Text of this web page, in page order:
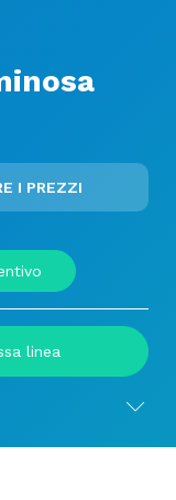
I PREZZI
linea